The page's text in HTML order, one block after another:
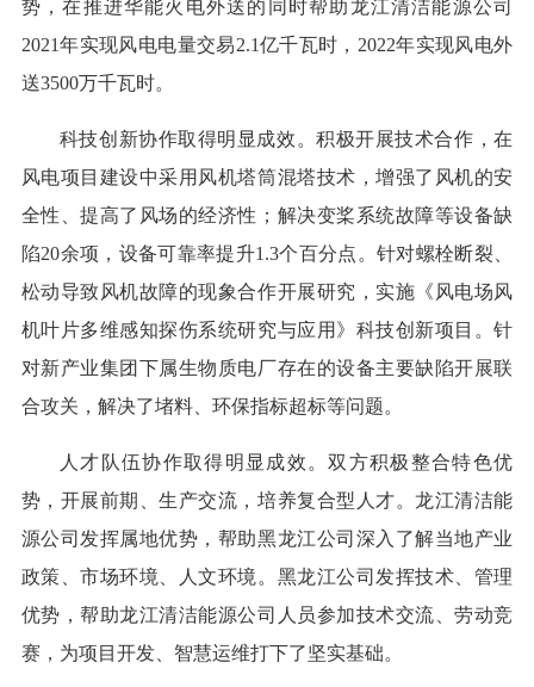
势，在推进华能火电外送的同时帮助龙江清洁能源公司
2021年实现风电电量交易2.1亿千瓦时，2022年实现风电外
送3500万千瓦时。
科技创新协作取得明显成效。积极开展技术合作，在
风电项目建设中采用风机塔筒混塔技术，增强了风机的安
全性、提高了风场的经济性；解决变桨系统故障等设备缺
陷20余项，设备可靠率提升1.3个百分点。针对螺栓断裂、
松动导致风机故障的现象合作开展研究，实施《风电场风
机叶片多维感知探伤系统研究与应用》科技创新项目。针
对新产业集团下属生物质电厂存在的设备主要缺陷开展联
合攻关，解决了堵料、环保指标超标等问题。
人才队伍协作取得明显成效。双方积极整合特色优
势，开展前期、生产交流，培养复合型人才。龙江清洁能
源公司发挥属地优势，帮助黑龙江公司深入了解当地产业
政策、市场环境、人文环境。黑龙江公司发挥技术、管理
优势，帮助龙江清洁能源公司人员参加技术交流、劳动竞
赛，为项目开发、智慧运维打下了坚实基础。